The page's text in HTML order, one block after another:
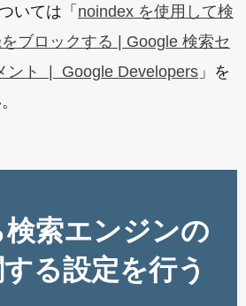
いては「 noindex を使用して検
ブロックする | Google 検索セ
ント | Google Developers 」を
索エンジンの
る設定を行う